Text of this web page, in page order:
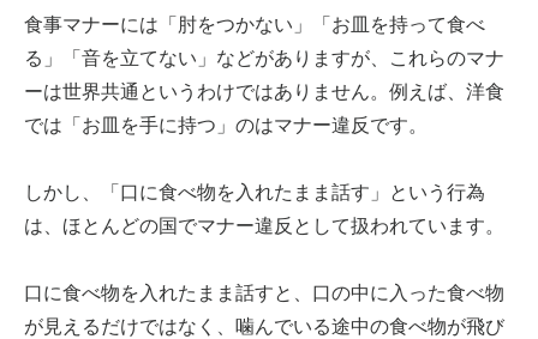
食事マナーには「肘をつかない」「お皿を持って食べ
る」「音を立てない」などがありますが、これらのマナ
ーは世界共通というわけではありません。例えば、洋食
では「お皿を手に持つ」のはマナー違反です。
しかし、「口に食べ物を入れたまま話す」という行為
は、ほとんどの国でマナー違反として扱われています。
口に食べ物を入れたまま話すと、口の中に入った食べ物
が見えるだけではなく、噛んでいる途中の食べ物が飛び